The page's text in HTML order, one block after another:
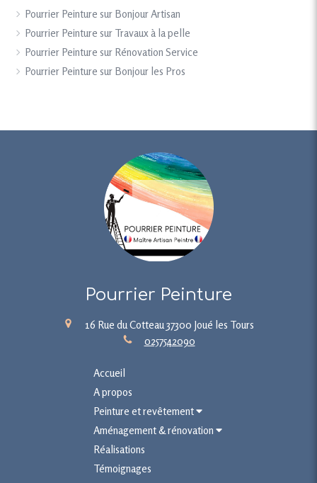
Pourrier Peinture sur Bonjour Artisan
Pourrier Peinture sur Travaux à la pelle
Pourrier Peinture sur Rénovation Service
Pourrier Peinture sur Bonjour les Pros
Pourrier Peinture
16 Rue du Cotteau 37300 Joué les Tours
0257542090
Accueil
A propos
Peinture et revêtement
Aménagement & rénovation
Réalisations
Témoignages